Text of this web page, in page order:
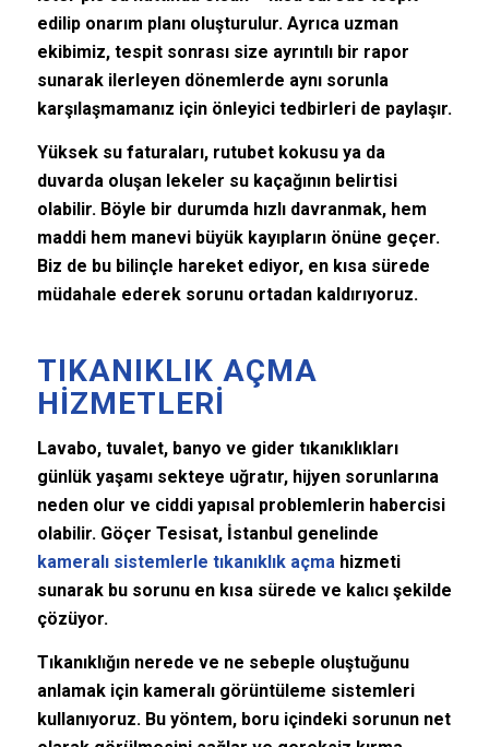
edilip onarım planı oluşturulur. Ayrıca uzman
ekibimiz, tespit sonrası size ayrıntılı bir rapor
sunarak ilerleyen dönemlerde aynı sorunla
karşılaşmamanız için önleyici tedbirleri de paylaşır.
Yüksek su faturaları, rutubet kokusu ya da
duvarda oluşan lekeler su kaçağının belirtisi
olabilir. Böyle bir durumda hızlı davranmak, hem
maddi hem manevi büyük kayıpların önüne geçer.
Biz de bu bilinçle hareket ediyor, en kısa sürede
müdahale ederek sorunu ortadan kaldırıyoruz.
TIKANIKLIK AÇMA
HIZMETLERI
Lavabo, tuvalet, banyo ve gider tıkanıklıkları
günlük yaşamı sekteye uğratır, hijyen sorunlarına
neden olur ve ciddi yapısal problemlerin habercisi
olabilir. Göçer Tesisat, İstanbul genelinde
kameralı sistemlerle tıkanıklık açmahizmeti
sunarak bu sorunu en kısa sürede ve kalıcı şekilde
çözüyor.
Tıkanıklığın nerede ve ne sebeple oluştuğunu
anlamak için kameralı görüntüleme sistemleri
kullanıyoruz. Bu yöntem, boru içindeki sorunun net